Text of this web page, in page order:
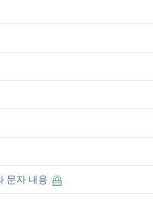
문자 내용